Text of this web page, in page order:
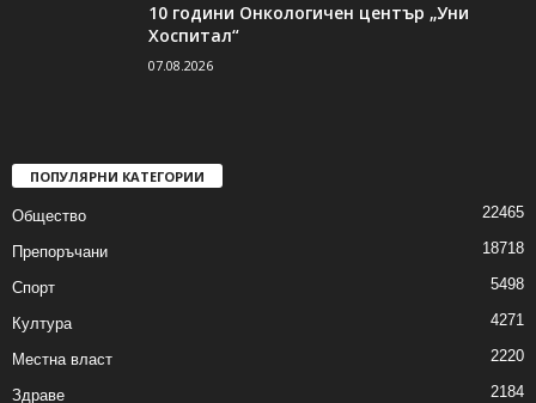
10 години Онкологичен център „Уни
Хоспитал“
07.08.2026
ПОПУЛЯРНИ КАТЕГОРИИ
Общество 22465
Препоръчани 18718
Спорт 5498
Култура 4271
Местна власт 2220
Здраве 2184